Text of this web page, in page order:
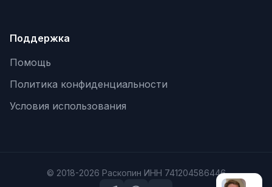
Поддержка
Помощь
Политика конфиденциальности
Условия использования
© 2018-2026 Раскопин ИНН 741204586446